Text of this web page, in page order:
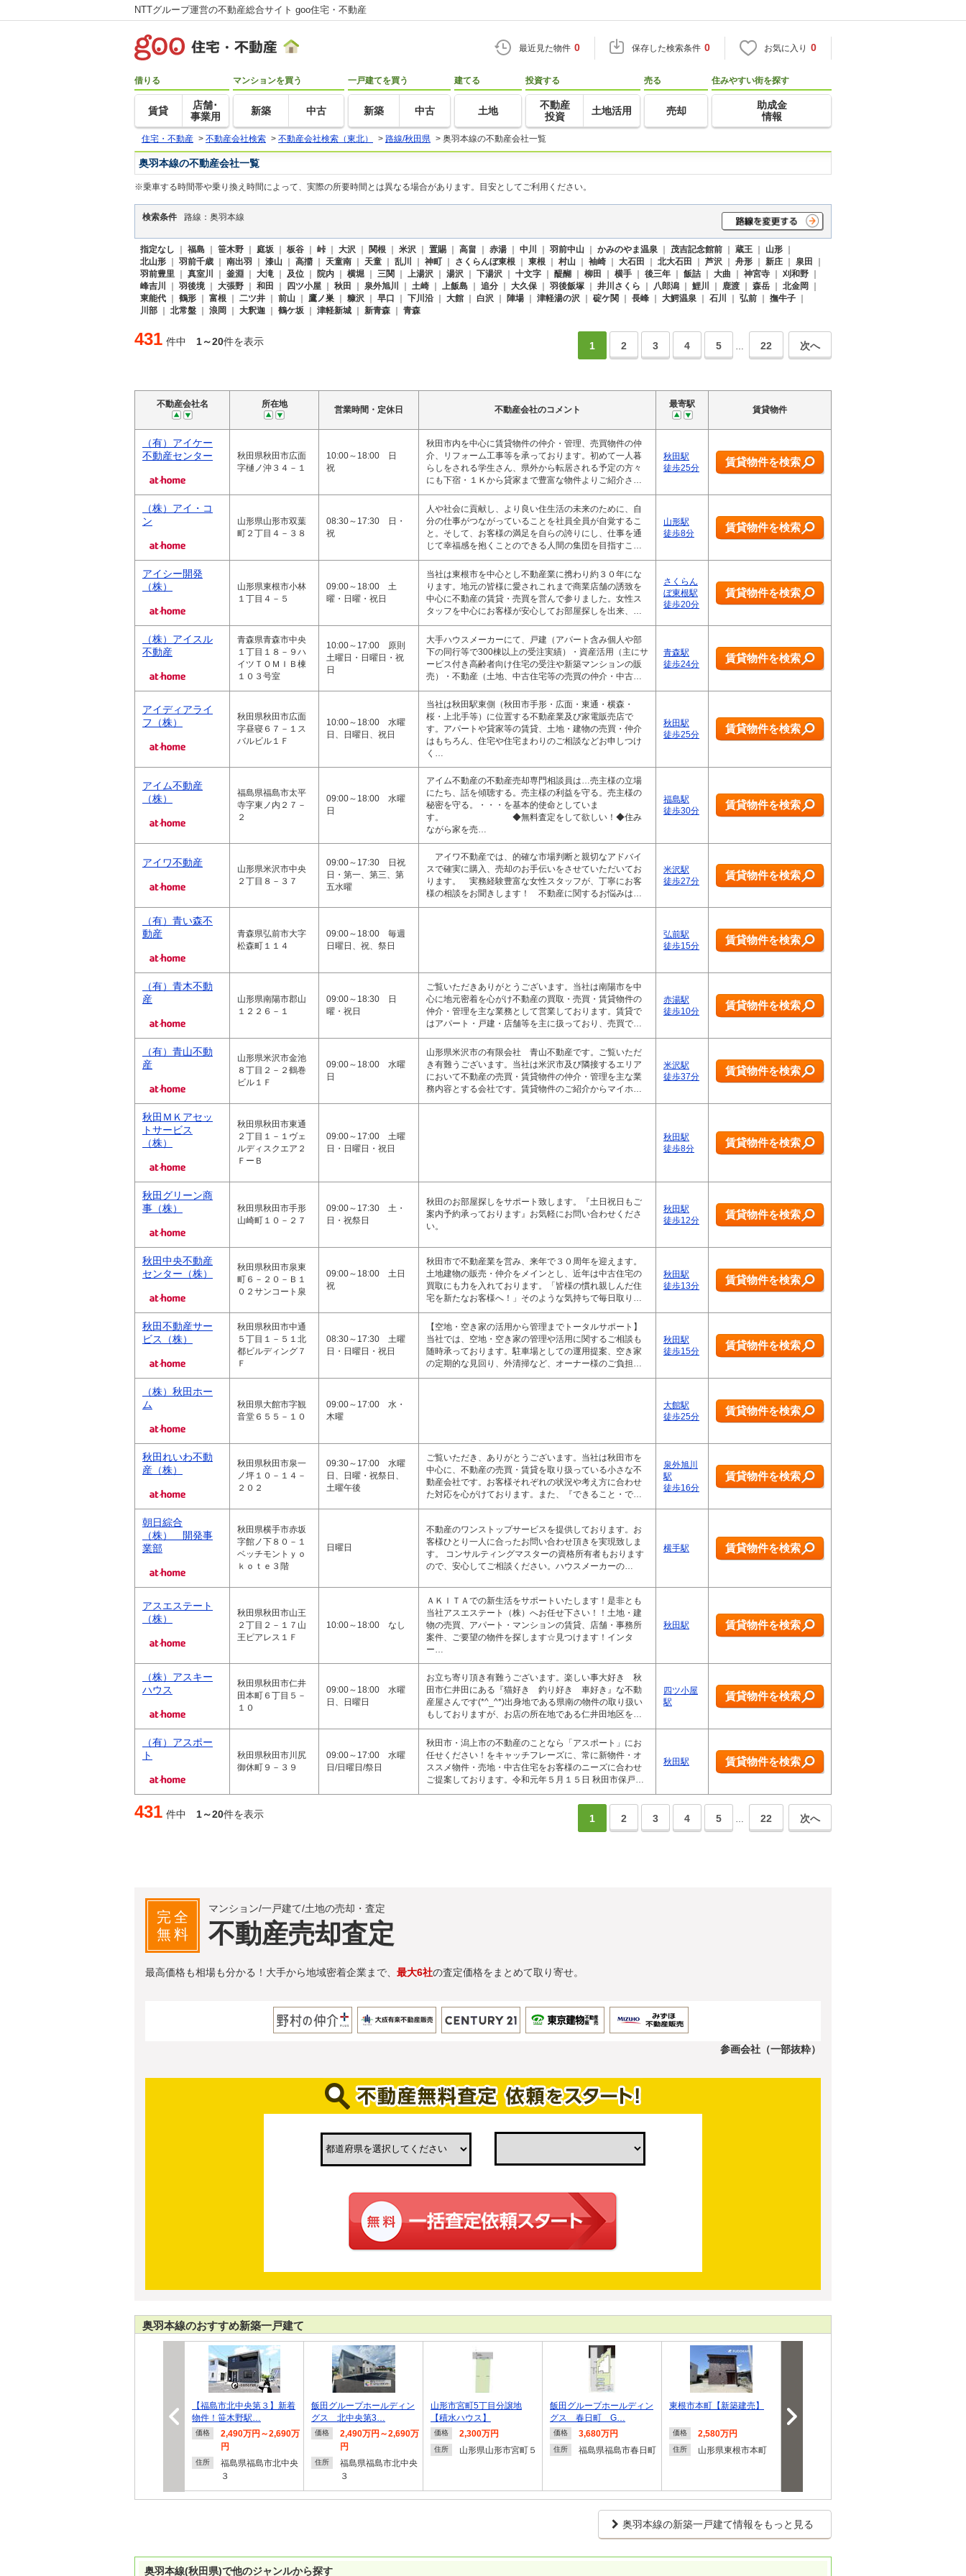
NTTグループ運営の不動産総合サイト goo住宅・不動産
最近見た物件 0 保存した検索条件 0 お気に入り 0
借りる
賃貸
店舗･
事業用
マンションを買う
新築 中古
一戸建てを買う
新築 中古
建てる
土地
投資する
不動産
投資
土地活用
売る
売却
住みやすい街を探す
助成金
情報
住宅・不動産 > 不動産会社検索 > 不動産会社検索（東北） > 路線/秋田県 > 奥羽本線の不動産会社一覧
奥羽本線の不動産会社一覧
※乗車する時間帯や乗り換え時間によって、実際の所要時間とは異なる場合があります。目安としてご利用ください。
検索条件 路線：奥羽本線
指定なし ｜ 福島 ｜ 笹木野 ｜ 庭坂 ｜ 板谷 ｜ 峠 ｜ 大沢 ｜ 関根 ｜ 米沢 ｜ 置賜 ｜ 高畠 ｜ 赤湯 ｜ 中川 ｜ 羽前中山 ｜ かみのやま温泉 ｜ 茂吉記念館前 ｜ 蔵王 ｜ 山形 ｜
北山形 ｜ 羽前千歳 ｜ 南出羽 ｜ 漆山 ｜ 高擶 ｜ 天童南 ｜ 天童 ｜ 乱川 ｜ 神町 ｜ さくらんぼ東根 ｜ 東根 ｜ 村山 ｜ 袖崎 ｜ 大石田 ｜ 北大石田 ｜ 芦沢 ｜ 舟形 ｜ 新庄 ｜ 泉田 ｜
羽前豊里 ｜ 真室川 ｜ 釜淵 ｜ 大滝 ｜ 及位 ｜ 院内 ｜ 横堀 ｜ 三関 ｜ 上湯沢 ｜ 湯沢 ｜ 下湯沢 ｜ 十文字 ｜ 醍醐 ｜ 柳田 ｜ 横手 ｜ 後三年 ｜ 飯詰 ｜ 大曲 ｜ 神宮寺 ｜ 刈和野 ｜
峰吉川
｜ 羽後境 ｜ 大張野 ｜ 和田 ｜ 四ツ小屋 ｜ 秋田 ｜ 泉外旭川 ｜ 土崎 ｜ 上飯島 ｜ 追分 ｜ 大久保 ｜ 羽後飯塚 ｜ 井川さくら ｜ 八郎潟 ｜ 鯉川 ｜ 鹿渡 ｜ 森岳 ｜ 北金岡 ｜
東能代 ｜ 鶴形 ｜ 富根 ｜ 二ツ井 ｜ 前山 ｜ 鷹ノ巣 ｜ 糠沢 ｜ 早口 ｜ 下川沿 ｜ 大館 ｜ 白沢 ｜ 陣場 ｜ 津軽湯の沢 ｜ 碇ケ関 ｜ 長峰 ｜ 大鰐温泉 ｜ 石川 ｜ 弘前 ｜ 撫牛子 ｜
川部 ｜ 北常盤 ｜ 浪岡 ｜ 大釈迦 ｜ 鶴ケ坂 ｜ 津軽新城 ｜ 新青森 ｜ 青森
431 件中 1～20件を表示 1 2 3 4 5 … 22 次へ
不動産会社名 所在地
営業時間・定休日 不動産会社のコメント
最寄駅
賃貸物件
（有）アイケー
不動産センター
秋田県秋田市広面
字樋ノ沖３４－１
10:00～18:00 日
祝
秋田市内を中心に賃貸物件の仲介・管理、売買物件の仲
介、リフォーム工事等を承っております。初めて一人暮
らしをされる学生さん、県外から転居される予定の方々
にも下宿・１Ｋから貸家まで豊富な物件よりご紹介さ…
秋田駅
徒歩25分
賃貸物件を検索
（株）アイ・コ
ン
山形県山形市双葉
町２丁目４－３８
08:30～17:30 日・
祝
人や社会に貢献し、より良い住生活の未来のために、自
分の仕事がつながっていることを社員全員が自覚するこ
と。そして、お客様の満足を自らの誇りにし、仕事を通
じて幸福感を抱くことのできる人間の集団を目指すこ…
山形駅
徒歩8分
賃貸物件を検索
アイシー開発
（株）
山形県東根市小林
１丁目４－５
09:00～18:00 土
曜・日曜・祝日
当社は東根市を中心とし不動産業に携わり約３０年にな
ります。地元の皆様に愛されこれまで商業店舗の誘致を
中心に不動産の賃貸・売買を営んで参りました。女性ス
タッフを中心にお客様が安心してお部屋探しを出来、…
さくらん
ぼ東根駅
徒歩20分
賃貸物件を検索
（株）アイスル
不動産
青森県青森市中央
１丁目１８－９ハ
イツＴＯＭＩＢ棟
１０３号室
10:00～17:00 原則
土曜日・日曜日・祝
日
大手ハウスメーカーにて、戸建（アパート含み個人や部
下の同行等で300棟以上の受注実績）・資産活用（主にサ
ービス付き高齢者向け住宅の受注や新築マンションの販
売）・不動産（土地、中古住宅等の売買の仲介・中古…
青森駅
徒歩24分
賃貸物件を検索
アイディアライ
フ（株）
秋田県秋田市広面
字昼寝６７－１ス
バルビル１Ｆ
10:00～18:00 水曜
日、日曜日、祝日
当社は秋田駅東側（秋田市手形・広面・東通・横森・
桜・上北手等）に位置する不動産業及び家電販売店で
す。アパートや貸家等の賃貸、土地・建物の売買・仲介
はもちろん、住宅や住宅まわりのご相談などお申しつけ
く…
秋田駅
徒歩25分
賃貸物件を検索
アイム不動産
（株）
福島県福島市太平
寺字東ノ内２７－
２
09:00～18:00 水曜
日
アイム不動産の不動産売却専門相談員は…売主様の立場
にたち、話を傾聴する。売主様の利益を守る。売主様の
秘密を守る。・・・を基本的使命としていま
す。 ◆無料査定をして欲しい！◆住み
ながら家を売…
福島駅
徒歩30分
賃貸物件を検索
アイワ不動産
山形県米沢市中央
２丁目８－３７
09:00～17:30 日祝
日・第一、第三、第
五水曜
アイワ不動産では、的確な市場判断と親切なアドバイ
スで確実に購入、売却のお手伝いをさせていただいてお
ります。 実務経験豊富な女性スタッフが、丁寧にお客
様の相談をお聞きします！ 不動産に関するお悩みは…
米沢駅
徒歩27分
賃貸物件を検索
（有）青い森不
動産
青森県弘前市大字
松森町１１４
09:00～18:00 毎週
日曜日、祝、祭日
弘前駅
徒歩15分
賃貸物件を検索
（有）青木不動
産
山形県南陽市郡山
１２２６－１
09:00～18:30 日
曜・祝日
ご覧いただきありがとうございます。当社は南陽市を中
心に地元密着を心がけ不動産の買取・売買・賃貸物件の
仲介・管理を主な業務として営業しております。賃貸で
はアパート・戸建・店舗等を主に扱っており、売買で…
赤湯駅
徒歩10分
賃貸物件を検索
（有）青山不動
産
山形県米沢市金池
８丁目２－２鶴巻
ビル１Ｆ
09:00～18:00 水曜
日
山形県米沢市の有限会社 青山不動産です。ご覧いただ
き有難うございます。当社は米沢市及び隣接するエリア
において不動産の売買・賃貸物件の仲介・管理を主な業
務内容とする会社です。賃貸物件のご紹介からマイホ…
米沢駅
徒歩37分
賃貸物件を検索
秋田ＭＫアセッ
トサービス
（株）
秋田県秋田市東通
２丁目１－１ヴェ
ルディスクエア２
ＦーＢ
09:00～17:00 土曜
日・日曜日・祝日
秋田駅
徒歩8分
賃貸物件を検索
秋田グリーン商
事（株）
秋田県秋田市手形
山崎町１０－２７
09:00～17:30 土・
日・祝祭日
秋田のお部屋探しをサポート致します。『土日祝日もご
案内予約承っております』お気軽にお問い合わせくださ
い。
秋田駅
徒歩12分
賃貸物件を検索
秋田中央不動産
センター（株）
秋田県秋田市泉東
町６－２０－Ｂ１
０２サンコート泉
09:00～18:00 土日
祝
秋田市で不動産業を営み、来年で３０周年を迎えます。
土地建物の販売・仲介をメインとし、近年は中古住宅の
買取にも力を入れております。「皆様の慣れ親しんだ住
宅を新たなお客様へ！」そのような気持ちで毎日取り…
秋田駅
徒歩13分
賃貸物件を検索
秋田不動産サー
ビス（株）
秋田県秋田市中通
５丁目１－５１北
都ビルディング７
Ｆ
08:30～17:30 土曜
日・日曜日・祝日
【空地・空き家の活用から管理までトータルサポート】
当社では、空地・空き家の管理や活用に関するご相談も
随時承っております。駐車場としての運用提案、空き家
の定期的な見回り、外清掃など、オーナー様のご負担…
秋田駅
徒歩15分
賃貸物件を検索
（株）秋田ホー
ム
秋田県大館市字観
音堂６５５－１０
09:00～17:00 水・
木曜
大館駅
徒歩25分
賃貸物件を検索
秋田れいわ不動
産（株）
秋田県秋田市泉一
ノ坪１０－１４－
２０２
09:30～17:00 水曜
日、日曜・祝祭日、
土曜午後
ご覧いただき、ありがとうございます。当社は秋田市を
中心に、不動産の売買・賃貸を取り扱っている小さな不
動産会社です。お客様それぞれの状況や考え方に合わせ
た対応を心がけております。また、『できること・で…
泉外旭川
駅
徒歩16分
賃貸物件を検索
朝日綜合
（株） 開発事
業部
秋田県横手市赤坂
字館ノ下８０－１
ベッチモントｙｏ
ｋｏｔｅ３階
日曜日
不動産のワンストップサービスを提供しております。お
客様ひとり一人に合ったお問い合わせ頂きを実現致しま
す。 コンサルティングマスターの資格所有者もおります
ので、安心してご相談ください。ハウスメーカーの…
横手駅 賃貸物件を検索
アスエステート
（株）
秋田県秋田市山王
２丁目２－１７山
王ピアレス１Ｆ
10:00～18:00 なし
ＡＫＩＴＡでの新生活をサポートいたします！是非とも
当社アスエステート（株）へお任せ下さい！！土地・建
物の売買、アパート・マンションの賃貸、店舗・事務所
案件、ご要望の物件を探します☆見つけます！インタ
ー…
秋田駅 賃貸物件を検索
（株）アスキー
ハウス
秋田県秋田市仁井
田本町６丁目５－
１０
09:00～18:00 水曜
日、日曜日
お立ち寄り頂き有難うございます。楽しい事大好き 秋
田市仁井田にある『猫好き 釣り好き 車好き』な不動
産屋さんです(*^_^*)出身地である県南の物件の取り扱い
もしておりますが、お店の所在地である仁井田地区を…
四ツ小屋
駅
賃貸物件を検索
（有）アスポー
ト
秋田県秋田市川尻
御休町９－３９
09:00～17:00 水曜
日/日曜日/祭日
秋田市・潟上市の不動産のことなら「アスポート」にお
任せください！をキャッチフレーズに、常に新物件・オ
ススメ物件・売地・中古住宅をお客様のニーズに合わせ
ご提案しております。令和元年５月１５日 秋田市保戸…
秋田駅 賃貸物件を検索
431 件中 1～20件を表示 1 2 3 4 5 … 22 次へ
完全
無料
マンション/一戸建て/土地の売却・査定
不動産売却査定
最高価格も相場も分かる！大手から地域密着企業まで、 最大6社の査定価格をまとめて取り寄せ。
参画会社（一部抜粋）
奥羽本線のおすすめ新築一戸建て
【福島市北中央第３】新着
物件！笹木野駅…
価格
2,490万円～2,690万
円
住所
福島県福島市北中央
３
飯田グループホールディン
グス 北中央第3…
価格
2,490万円～2,690万
円
住所
福島県福島市北中央
３
山形市宮町5丁目分譲地
【積水ハウス】
価格 2,300万円
住所 山形県山形市宮町５
飯田グループホールディン
グス 春日町 G…
価格 3,680万円
住所 福島県福島市春日町
東根市本町【新築建売】
価格 2,580万円
住所 山形県東根市本町
グス 渡利第6 …
奥羽本線の新築一戸建て情報をもっと見る
奥羽本線(秋田県)で他のジャンルから探す